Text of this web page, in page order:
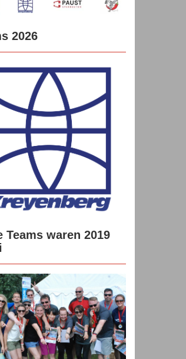
2026
Teams waren 2019